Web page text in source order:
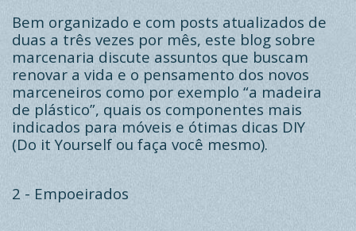
Bem organizado e com posts atualizados de
duas a três vezes por mês, este blog sobre
marcenaria discute assuntos que buscam
renovar a vida e o pensamento dos novos
marceneiros como por exemplo “a madeira
de plástico”, quais os componentes mais
indicados para móveis e ótimas dicas DIY
(Do it Yourself ou faça você mesmo).
2 - Empoeirados